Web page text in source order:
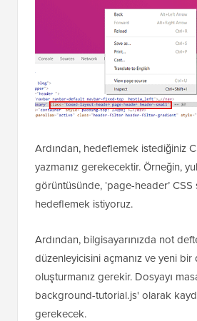
Ardından, hedeflemek istediğiniz
yazmanız gerekecektir. Örneğin,
görüntüsünde, ‘page-header’ CSS
hedeflemek istiyoruz.
Ardından, bilgisayarınızda not
düzenleyicisini açmanız ve yeni bir
oluşturmanız gerekir. Dosyayı
background-tutorial.js' olarak
gerekecek.